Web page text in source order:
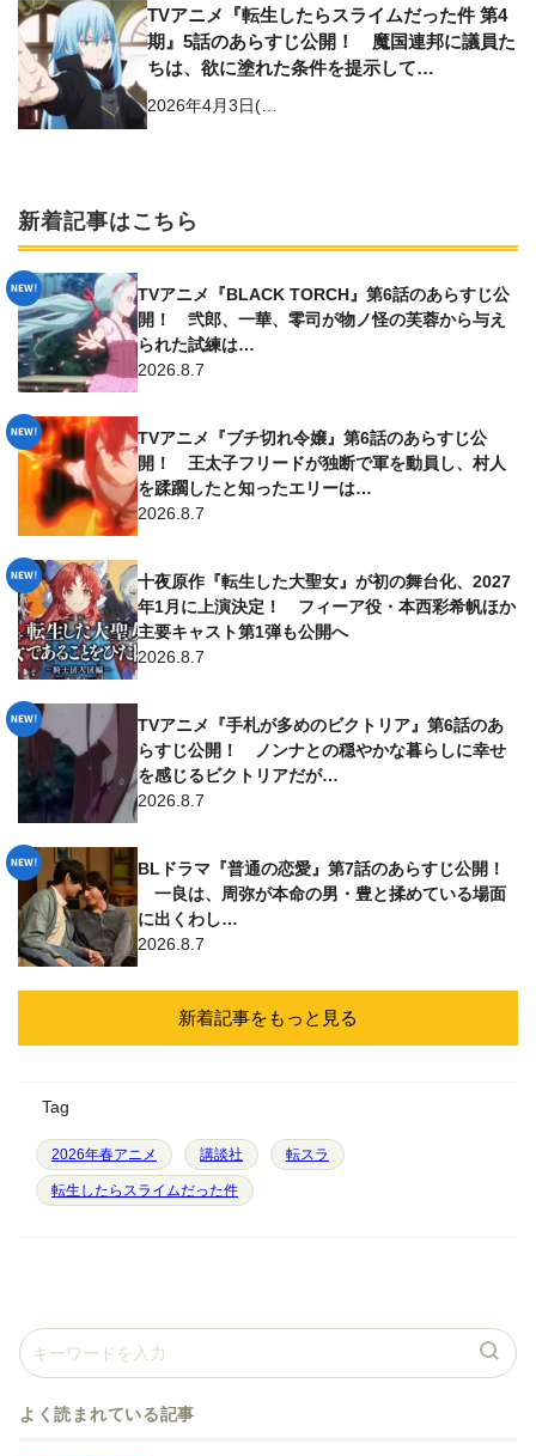
TVアニメ『転生したらスライムだった件 第4
期』5話のあらすじ公開！ 魔国連邦に議員た
ちは、欲に塗れた条件を提示して…
2026年4月3日(…
新着記事はこちら
TVアニメ『BLACK TORCH』第6話のあらすじ公
開！ 弐郎、一華、零司が物ノ怪の芙蓉から与え
られた試練は…
2026.8.7
TVアニメ『ブチ切れ令嬢』第6話のあらすじ公
開！ 王太子フリードが独断で軍を動員し、村人
を蹂躙したと知ったエリーは…
2026.8.7
十夜原作『転生した大聖女』が初の舞台化、2027
年1月に上演決定！ フィーア役・本西彩希帆ほか
主要キャスト第1弾も公開へ
2026.8.7
TVアニメ『手札が多めのビクトリア』第6話のあ
らすじ公開！ ノンナとの穏やかな暮らしに幸せ
を感じるビクトリアだが…
2026.8.7
BLドラマ『普通の恋愛』第7話のあらすじ公開！
一良は、周弥が本命の男・豊と揉めている場面
に出くわし…
2026.8.7
新着記事をもっと見る
Tag
2026年春アニメ 講談社 転スラ
転生したらスライムだった件
よく読まれている記事